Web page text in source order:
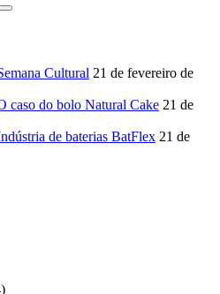
Cultural 21 de fevereiro de
caso do bolo Natural Cake 21 de
de baterias BatFlex 21 de